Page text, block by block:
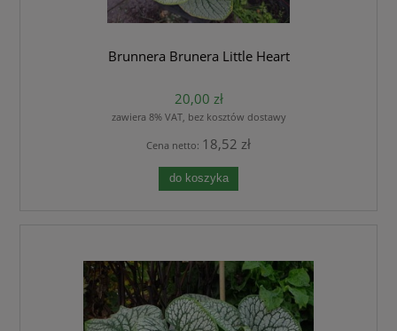
Brunnera Brunera Little Heart
20,00 zł
zawiera 8% VAT, bez kosztów dostawy
Cena netto: 18,52 zł
do koszyka